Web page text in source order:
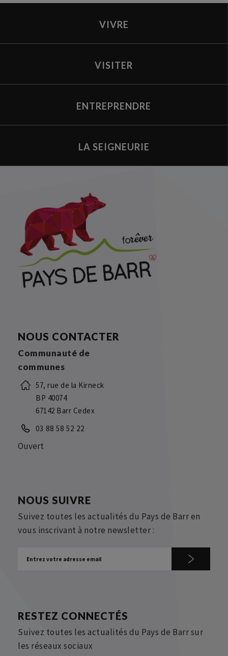
VIVRE
VISITER
ENTREPRENDRE
LA SEIGNEURIE
NOUS CONTACTER
Communauté de
communes
57, rue de la Kirneck
BP 40074
67142 Barr Cedex
03 88 58 52 22
Ouvert
NOUS SUIVRE
Suivez toutes les actualités du Pays de Barr en
vous inscrivant à notre newsletter :
RESTEZ CONNECTÉS
Suivez toutes les actualités du Pays de Barr sur
les réseaux sociaux